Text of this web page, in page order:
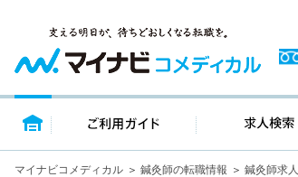
トップページ ご利用ガイド
マイナビコメディカル 鍼灸師の転職情報 鍼灸師求